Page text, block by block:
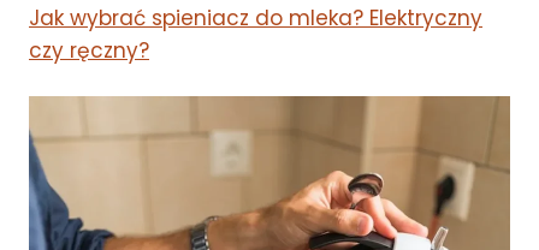
Jak wybrać spieniacz do mleka? Elektryczny
czy ręczny?